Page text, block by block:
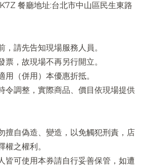
餐廳地址:台北市中山區民生東路
請先告知現場服務人員。
，故現場不再另行開立。
用（併用）本優惠折抵。
令調整，實際商品、價目依現場提供
擅自偽造、變造，以免觸犯刑責，店
之權利。
皆可使用本券請自行妥善保管，如遭